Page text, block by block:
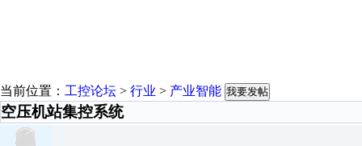
当前位置： 工控论坛 > 行业 > 产业智能 我要发帖
空压机站集控系统